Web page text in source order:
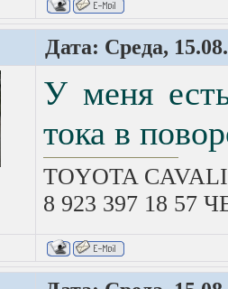
Дата: Среда,
У меня
тока в
TOYOTA
8 923 397 18 57